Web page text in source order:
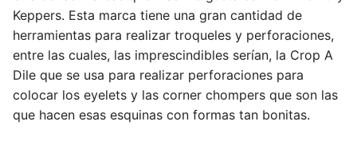
Keppers. Esta marca tiene una gran cantidad de
herramientas para realizar troqueles y perforaciones,
entre las cuales, las imprescindibles serían, la Crop A
Dile que se usa para realizar perforaciones para
colocar los eyelets y las corner chompers que son las
que hacen esas esquinas con formas tan bonitas.